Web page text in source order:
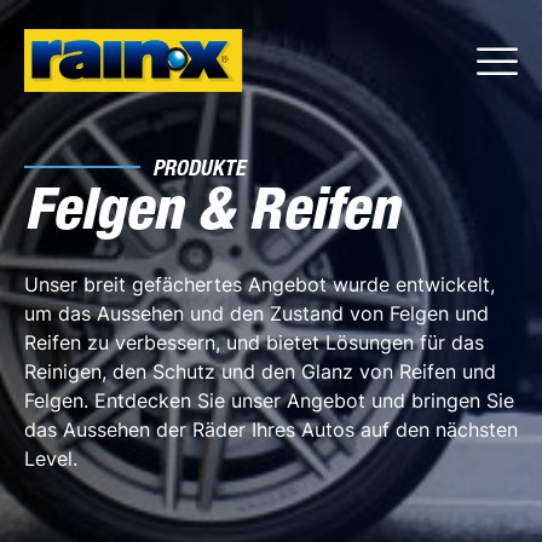
PRODUKTE
Felgen & Reifen
Unser breit gefächertes Angebot wurde entwickelt,
um das Aussehen und den Zustand von Felgen und
Reifen zu verbessern, und bietet Lösungen für das
Reinigen, den Schutz und den Glanz von Reifen und
Felgen. Entdecken Sie unser Angebot und bringen Sie
das Aussehen der Räder Ihres Autos auf den nächsten
Level.